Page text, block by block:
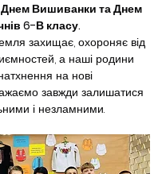
Днем Вишиванки та Днем
6-В класу.
захищає, охороняє від
а наші родини
на нові
завжди залишатися
і незламними.